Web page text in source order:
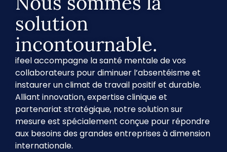
solution
incontournable.
ifeel accompagne la santé mentale de vos
collaborateurs pour diminuer l’absentéisme et
instaurer un climat de travail positif et durable.
Alliant innovation, expertise clinique et
partenariat stratégique, notre solution sur
mesure est spécialement conçue pour répondre
aux besoins des grandes entreprises à dimension
internationale.